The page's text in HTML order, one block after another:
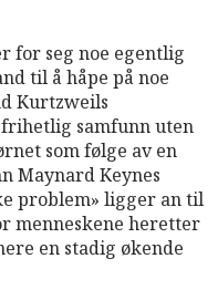
for seg noe egentlig
til å håpe på noe
Kurtzweils
samfunn uten
som følge av en
Maynard Keynes
problem» ligger an til
menneskene heretter
en stadig økende